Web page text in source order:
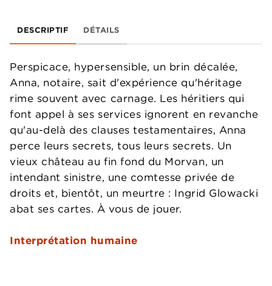
DESCRIPTIF DÉTAILS
Perspicace, hypersensible, un brin décalée,
Anna, notaire, sait d'expérience qu'héritage
rime souvent avec carnage. Les héritiers qui
font appel à ses services ignorent en revanche
qu'au-delà des clauses testamentaires, Anna
perce leurs secrets, tous leurs secrets. Un
vieux château au fin fond du Morvan, un
intendant sinistre, une comtesse privée de
droits et, bientôt, un meurtre : Ingrid Glowacki
abat ses cartes. À vous de jouer.
Interprétation humaine